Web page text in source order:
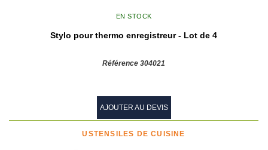
EN STOCK
Stylo pour thermo enregistreur - Lot de 4
Référence 304021
AJOUTER AU DEVIS
USTENSILES DE CUISINE